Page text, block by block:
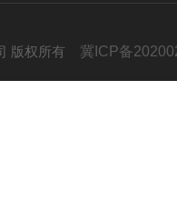
版权所有 冀ICP备